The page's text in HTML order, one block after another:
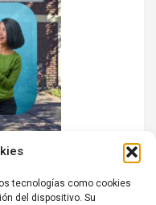
tecnologías como cookies
del dispositivo. Su